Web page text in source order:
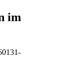
im